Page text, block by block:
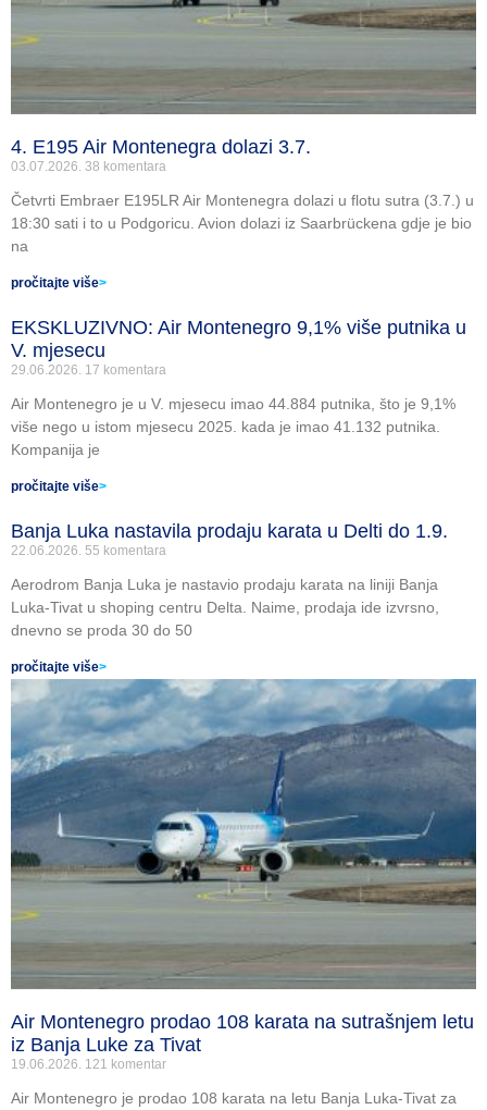
4. E195 Air Montenegra dolazi 3.7.
03.07.2026. 38 komentara
Četvrti Embraer E195LR Air Montenegra dolazi u flotu sutra (3.7.) u
18:30 sati i to u Podgoricu. Avion dolazi iz Saarbrückena gdje je bio
na
pročitajte više>
EKSKLUZIVNO: Air Montenegro 9,1% više putnika u
V. mjesecu
29.06.2026. 17 komentara
Air Montenegro je u V. mjesecu imao 44.884 putnika, što je 9,1%
više nego u istom mjesecu 2025. kada je imao 41.132 putnika.
Kompanija je
pročitajte više>
Banja Luka nastavila prodaju karata u Delti do 1.9.
22.06.2026. 55 komentara
Aerodrom Banja Luka je nastavio prodaju karata na liniji Banja
Luka-Tivat u shoping centru Delta. Naime, prodaja ide izvrsno,
dnevno se proda 30 do 50
pročitajte više>
Air Montenegro prodao 108 karata na sutrašnjem letu
iz Banja Luke za Tivat
19.06.2026. 121 komentar
Air Montenegro je prodao 108 karata na letu Banja Luka-Tivat za